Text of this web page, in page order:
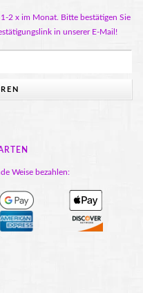
2 x im Monat. Bitte bestätigen Sie
in unserer E-Mail!
Weise bezahlen: